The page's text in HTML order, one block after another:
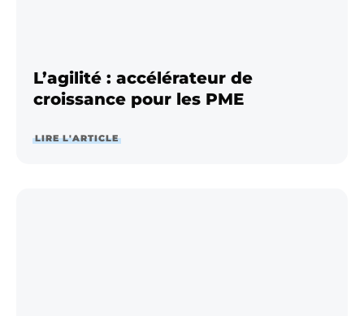
L’agilité : accélérateur de
croissance pour les PME
LIRE L'ARTICLE